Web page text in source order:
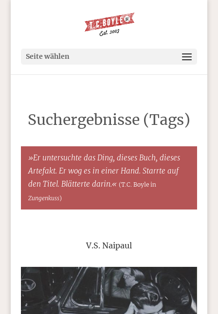
Seite wählen
Suchergebnisse (Tags)
»Er untersuchte das Ding, dieses Buch, dieses
Artefakt. Er wog es in einer Hand. Starrte auf
den Titel. Blätterte darin.« (T.C. Boyle in
Zungenkuss)
V.S. Naipaul